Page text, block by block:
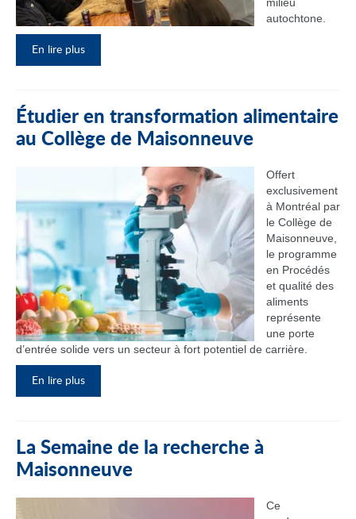
autochtone.
En lire plus
Étudier en transformation alimentaire
au Collège de Maisonneuve
Offert
exclusivement
à Montréal par
le Collège de
Maisonneuve,
le programme
en Procédés
et qualité des
aliments
représente
une porte
d’entrée solide vers un secteur à fort potentiel de carrière.
En lire plus
La Semaine de la recherche à
Maisonneuve
Ce